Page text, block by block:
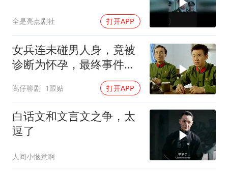
全是亮点剧社 打开APP
女兵连未碰男人身，竟被
诊断为怀孕，最终事件酿
嵩仔聊剧 1跟贴 打开APP
白话文和文言文之争，太
逗了
人间小惬意啊